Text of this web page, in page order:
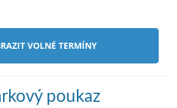
VOLNÉ TERMÍNY
poukaz